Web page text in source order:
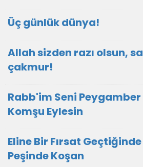
Üç günlük dünya!
Allah sizden razı olsun,
çakmur!
Rabb'im Seni
Komşu Eylesin
Eline Bir Fırsat Geçtiğinde
Peşinde Koşan